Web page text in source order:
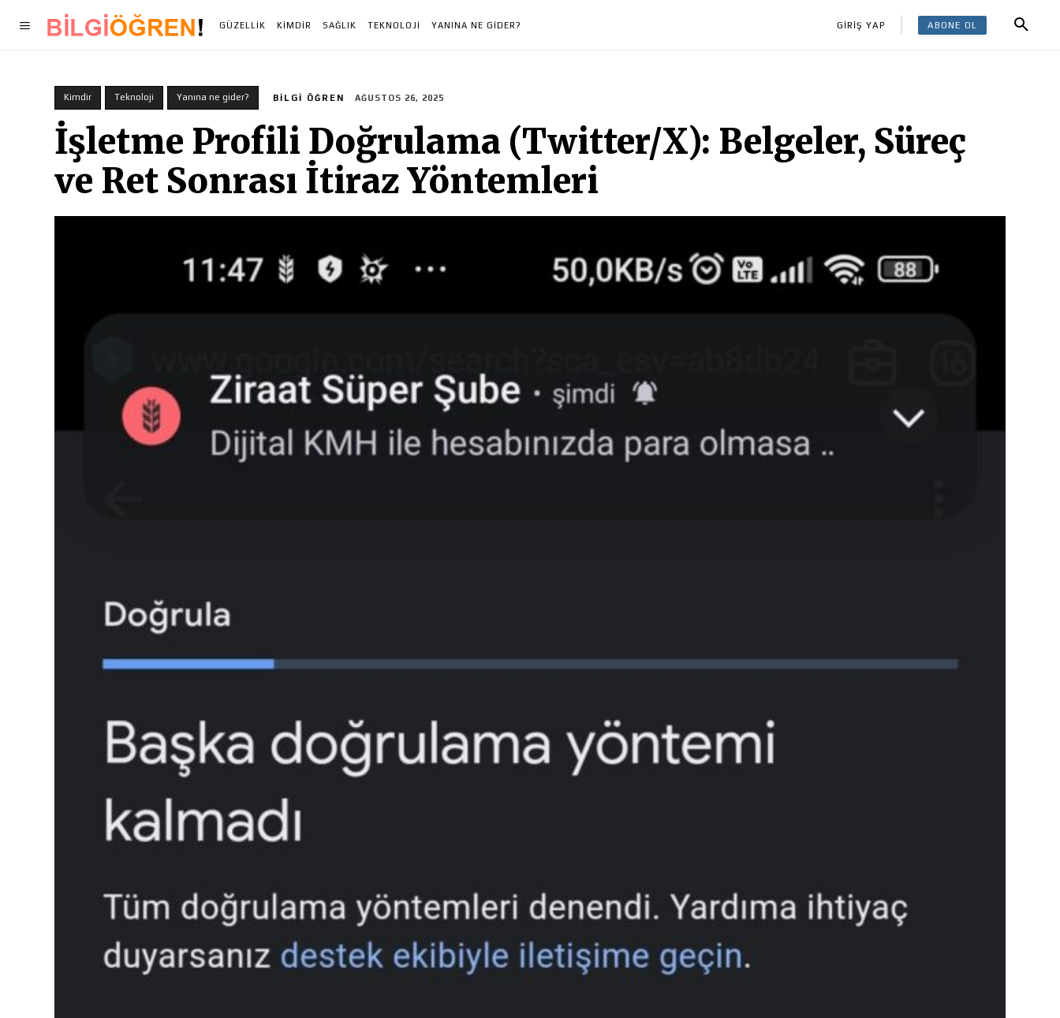
GÜZELLIK KIMDIR SAĞLIK TEKNOLOJI YANINA NE GIDER? GİRİŞ YAP ABONE OL
Kimdir Teknoloji Yanına ne gider? BILGI ÖĞREN AĞUSTOS 26, 2025
İşletme Profili Doğrulama (Twitter/X): Belgeler, Süreç
ve Ret Sonrası İtiraz Yöntemleri